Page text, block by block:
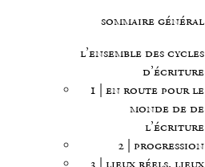
sommaire général
l’ensemble des cycles
d’écriture
1 | en route pour le
monde de de
l’écriture
2 | progression